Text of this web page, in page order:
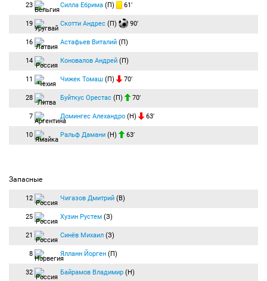
23 Силла Ебрима (П) 61′
19 Скотти Андрес (П) 90′
16 Астафьев Виталий (П)
14 Коновалов Андрей (П)
11 Чижек Томаш (П) 70′
28 Буйткус Орестас (П) 70′
7 Домингес Алехандро (Н) 63′
10 Ральф Дамани (Н) 63′
Запасные
12 Чигазов Дмитрий (В)
25 Хузин Рустем (З)
21 Синёв Михаил (З)
8 Ялланн Йорген (П)
32 Байрамов Владимир (Н)